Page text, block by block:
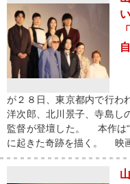
が２８日、東京都内で行わ
洋次郎、北川景子、寺島し
監督が登壇した。 本作は“
に起きた奇跡を描く。 映